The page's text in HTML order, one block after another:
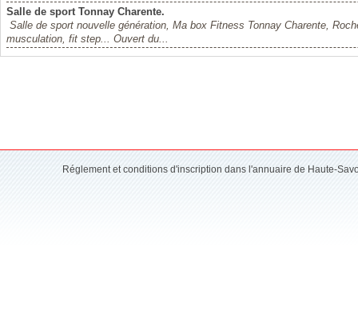
Salle de sport Tonnay Charente.
Salle de sport nouvelle génération, Ma box Fitness Tonnay Charente,
musculation, fit step... Ouvert du...
Réglement et conditions d'inscription dans l'annuaire de Haute-